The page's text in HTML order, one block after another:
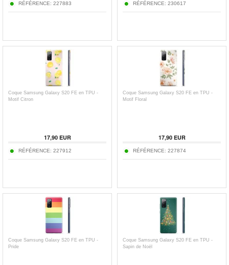
RÉFÉRENCE: 227883 RÉFÉRENCE: 230617
Coque Samsung Galaxy S20 FE en TPU -
Motif Citron
17,90EUR
RÉFÉRENCE: 227912
Coque Samsung Galaxy S20 FE en TPU -
Motif Floral
17,90EUR
RÉFÉRENCE: 227874
Coque Samsung Galaxy S20 FE en TPU -
Pride
Coque Samsung Galaxy S20 FE en TPU -
Sapin de Noël